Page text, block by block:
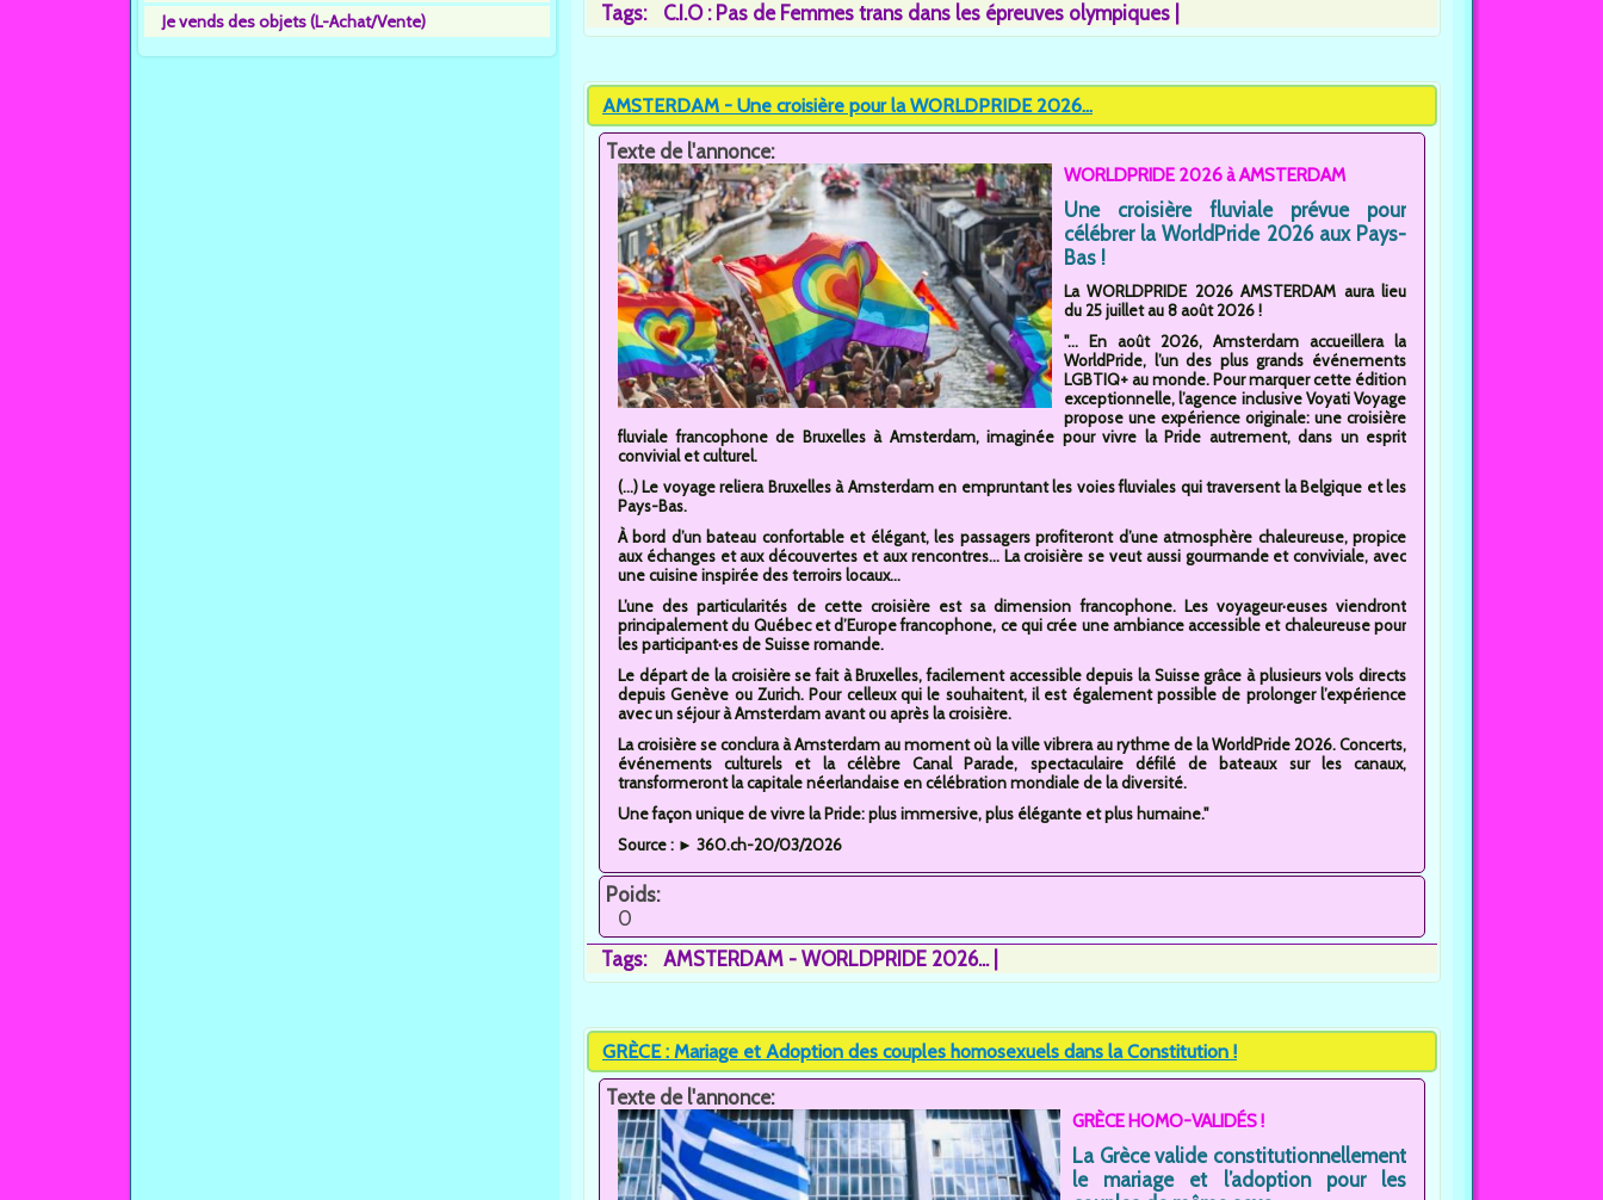
Je vends des objets (L-Achat/Vente)
Tags:
C.I.O : Pas de Femmes trans dans les épreuves olympiques
AMSTERDAM - Une croisière pour la WORLDPRIDE 2026...
Texte de l'annonce:
WORLDPRIDE 2026 à AMSTERDAM
Une croisière fluviale prévue pour
célébrer la WorldPride 2026 aux Pays-
Bas !
La WORLDPRIDE 2026 AMSTERDAM aura lieu
du 25 juillet au 8 août 2026 !
"... En août 2026, Amsterdam accueillera la
WorldPride, l’un des plus grands événements
LGBTIQ+ au monde. Pour marquer cette édition
exceptionnelle, l’agence inclusive Voyati Voyage
propose une expérience originale: une croisière
fluviale francophone de Bruxelles à Amsterdam, imaginée pour vivre la Pride autrement, dans un esprit
convivial et culturel.
(...) Le voyage reliera Bruxelles à Amsterdam en empruntant les voies fluviales qui traversent la Belgique et les
Pays-Bas.
À bord d’un bateau confortable et élégant, les passagers profiteront d’une atmosphère chaleureuse, propice
aux échanges et aux découvertes et aux rencontres... La croisière se veut aussi gourmande et conviviale, avec
une cuisine inspirée des terroirs locaux...
L’une des particularités de cette croisière est sa dimension francophone. Les voyageur·euses viendront
principalement du Québec et d’Europe francophone, ce qui crée une ambiance accessible et chaleureuse pour
les participant·es de Suisse romande.
Le départ de la croisière se fait à Bruxelles, facilement accessible depuis la Suisse grâce à plusieurs vols directs
depuis Genève ou Zurich. Pour celleux qui le souhaitent, il est également possible de prolonger l’expérience
avec un séjour à Amsterdam avant ou après la croisière.
La croisière se conclura à Amsterdam au moment où la ville vibrera au rythme de la WorldPride 2026. Concerts,
événements culturels et la célèbre Canal Parade, spectaculaire défilé de bateaux sur les canaux,
transformeront la capitale néerlandaise en célébration mondiale de la diversité.
Une façon unique de vivre la Pride: plus immersive, plus élégante et plus humaine."
Source : ► 360.ch-20/03/2026
Poids:
0
Tags:
AMSTERDAM - WORLDPRIDE 2026...
GRÈCE : Mariage et Adoption des couples homosexuels dans la Constitution !
Texte de l'annonce:
GRÈCE HOMO-VALIDÉS !
La Grèce valide constitutionnellement
le mariage et l’adoption pour les